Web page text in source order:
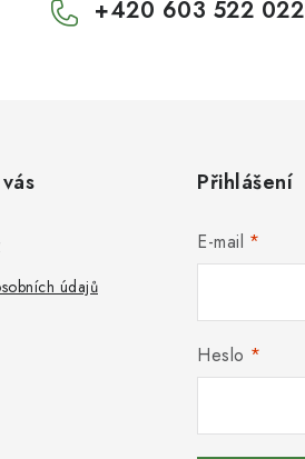
+420 603 522 022
údajů
Přihlášení
E-mail
Heslo